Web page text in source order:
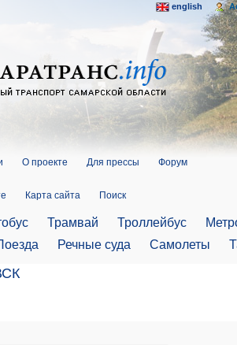
О проекте Для прессы Форум
Карта сайта Поиск
Трамвай Троллейбус
Речные суда Самолеты
english